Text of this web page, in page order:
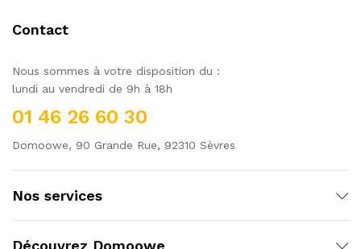
Contact
Nous sommes à votre disposition du :
lundi au vendredi de 9h à 18h
01 46 26 60 30
Domoowe, 90 Grande Rue, 92310 Sèvres
Nos services
Découvrez Domoowe